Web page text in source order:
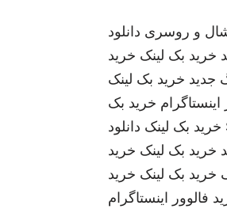
و روسری دانلود
خرید بک لینک خرید
جدید خرید بک لینک
خرید بک
خرید بک لینک دانلود
خرید بک لینک خرید
خرید بک لینک خرید
فالوور اینستاگرام